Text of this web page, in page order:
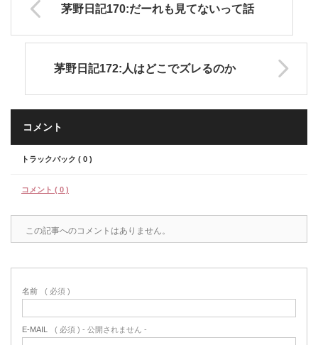
茅野日記170:だーれも見てないって話
茅野日記172:人はどこでズレるのか
コメント
トラックバック ( 0 )
コメント ( 0 )
この記事へのコメントはありません。
名前 ( 必須 )
E-MAIL ( 必須 ) - 公開されません -